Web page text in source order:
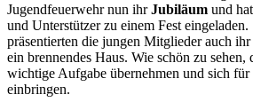
Jugendfeuerwehr nun ihrJubiläum und
und Unterstützer zu einem Fest eingeladen.
präsentierten die jungen Mitglieder auch
ein brennendes Haus. Wie schön zu sehen,
wichtige Aufgabe übernehmen und sich für
einbringen.